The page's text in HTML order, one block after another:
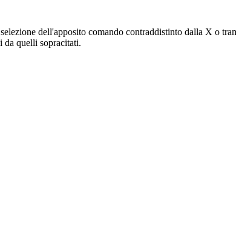
dell'apposito comando contraddistinto dalla X o
da quelli sopracitati.